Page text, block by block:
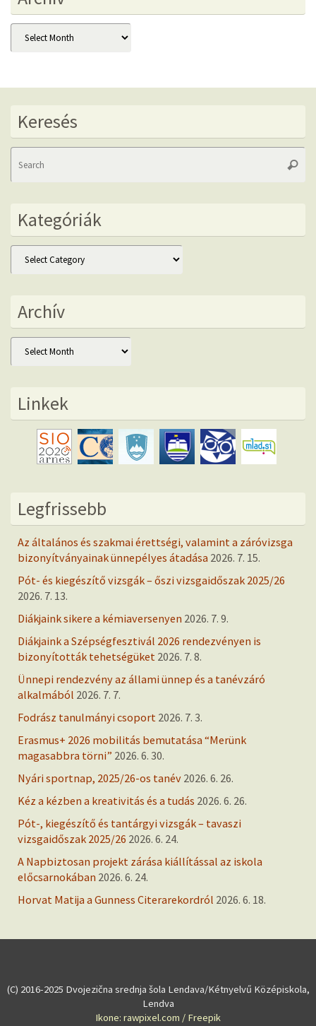
Archív
Keresés
Kategóriák
Kategóriák
Archív
Archív
Linkek
Legfrissebb
Az általános és szakmai érettségi, valamint a záróvizsga
bizonyítványainak ünnepélyes átadása 2026. 7. 15.
Pót- és kiegészítő vizsgák – őszi vizsgaidőszak 2025/26
2026. 7. 13.
Diákjaink sikere a kémiaversenyen 2026. 7. 9.
Diákjaink a Szépségfesztivál 2026 rendezvényen is
bizonyították tehetségüket 2026. 7. 8.
Ünnepi rendezvény az állami ünnep és a tanévzáró
alkalmából 2026. 7. 7.
Fodrász tanulmányi csoport 2026. 7. 3.
Erasmus+ 2026 mobilitás bemutatása “Merünk
magasabbra törni” 2026. 6. 30.
Nyári sportnap, 2025/26-os tanév 2026. 6. 26.
Kéz a kézben a kreativitás és a tudás 2026. 6. 26.
Pót-, kiegészítő és tantárgyi vizsgák – tavaszi
vizsgaidőszak 2025/26 2026. 6. 24.
A Napbiztosan projekt zárása kiállítással az iskola
előcsarnokában 2026. 6. 24.
Horvat Matija a Gunness Citerarekordról 2026. 6. 18.
(C) 2016-2025 Dvojezična srednja šola Lendava/Kétnyelvű Középiskola,
Lendva
Ikone: rawpixel.com / Freepik